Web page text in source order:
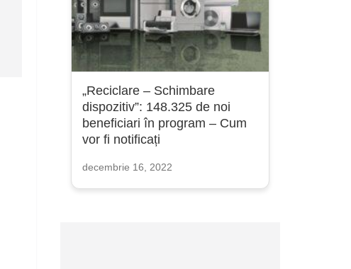
„Reciclare – Schimbare
dispozitiv”: 148.325 de noi
beneficiari în program – Cum
vor fi notificați
decembrie 16, 2022